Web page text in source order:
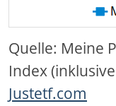
Quelle: Meine
Index
Justetf.com